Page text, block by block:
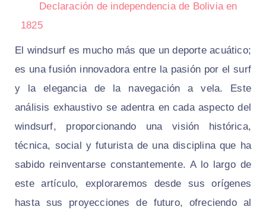
Declaración de independencia de Bolivia en
1825
El windsurf es mucho más que un deporte acuático;
es una fusión innovadora entre la pasión por el surf
y la elegancia de la navegación a vela. Este
análisis exhaustivo se adentra en cada aspecto del
windsurf, proporcionando una visión histórica,
técnica, social y futurista de una disciplina que ha
sabido reinventarse constantemente. A lo largo de
este artículo, exploraremos desde sus orígenes
hasta sus proyecciones de futuro, ofreciendo al